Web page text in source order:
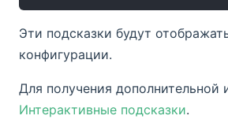
Эти подсказки будут
конфигурации.
Для получения
Интерактивные подсказки.